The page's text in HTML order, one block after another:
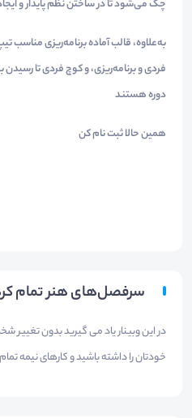
چک می‌شود تا در ساختن نظم پایدار و
به‌علاوه، قالب آماده برنامه‌ریزی
فردی و برنامه‌ریزی، و کوچ فردی تا رسیدن
دوره هستند
همین حالا ثبت نام کن
سرفصل‌های هنر تمام
در این وبینار یاد می گیرید بدون تغییر
خودتان را داشته باشید و کارهای نیمه